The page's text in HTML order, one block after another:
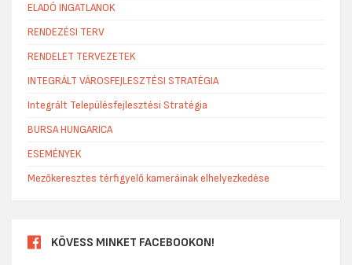
ELADÓ INGATLANOK
RENDEZÉSI TERV
RENDELET TERVEZETEK
INTEGRÁLT VÁROSFEJLESZTÉSI STRATÉGIA
Integrált Településfejlesztési Stratégia
BURSA HUNGARICA
ESEMÉNYEK
Mezőkeresztes térfigyelő kameráinak elhelyezkedése
KÖVESS MINKET FACEBOOKON!